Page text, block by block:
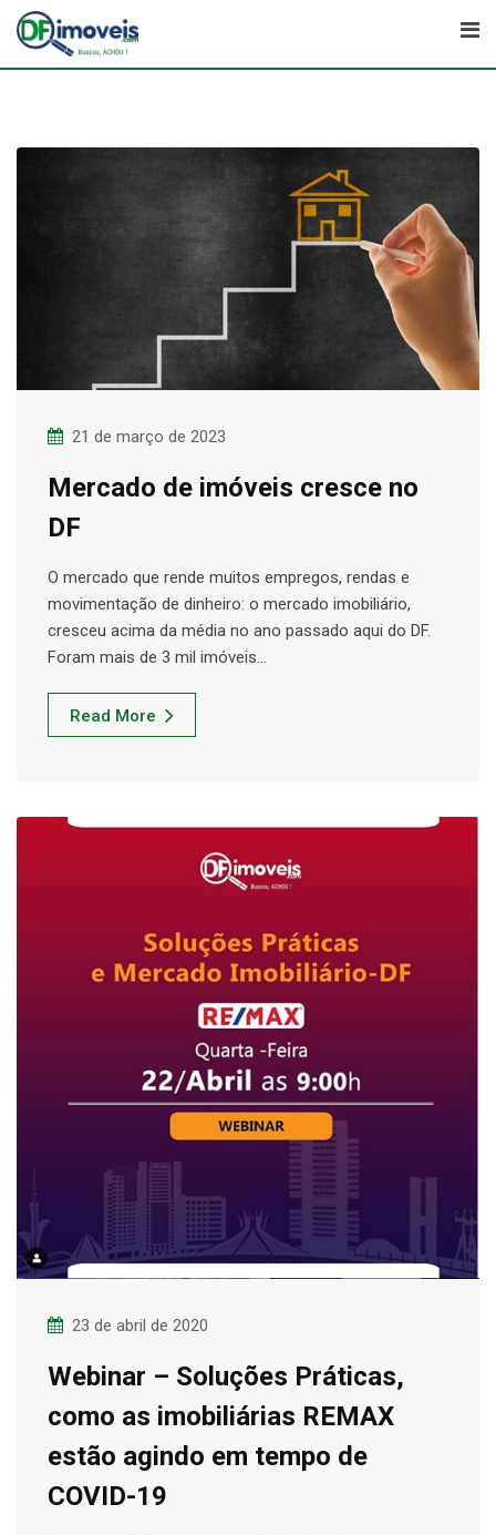
Skip
content
21 de março de 2023
Mercado de imóveis cresce no
DF
O mercado que rende muitos empregos, rendas e
movimentação de dinheiro: o mercado imobiliário,
cresceu acima da média no ano passado aqui do DF.
Foram mais de 3 mil imóveis…
Read More
23 de abril de 2020
Webinar – Soluções Práticas,
como as imobiliárias REMAX
estão agindo em tempo de
COVID-19